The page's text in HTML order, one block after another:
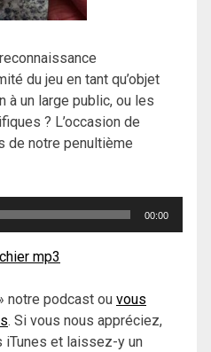
du jeu en tant qu’objet
un large public, ou les
? L’occasion de
de notre penultième
00:00
mp3
notre podcast ou vous
. Si vous nous appréciez,
iTunes et laissez-y un